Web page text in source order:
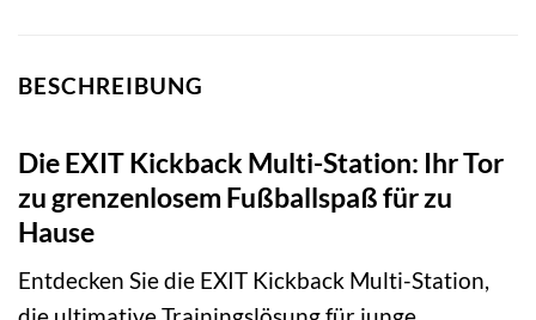
BESCHREIBUNG
Die EXIT Kickback Multi-Station: Ihr Tor
zu grenzenlosem Fußballspaß für zu
Hause
Entdecken Sie die EXIT Kickback Multi-Station,